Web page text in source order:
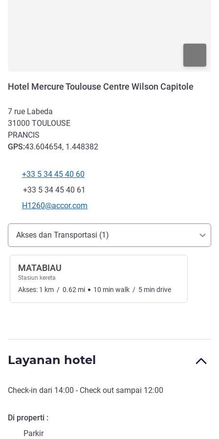
Hotel Mercure Toulouse Centre Wilson Capitole
7 rue Labeda
31000 TOULOUSE
PRANCIS
GPS:43.604654, 1.448382
Telepon
+33 5 34 45 40 60
Fax
+33 5 34 45 40 61
Email kontak
H1260@accor.com
Akses dan Transportasi
Akses dan Transportasi (1)
MATABIAU
Stasiun kereta
Akses: 1 km / 0.62 mi 10 min walk / 5 min drive
Layanan hotel
Check-in dari 14:00 - Check out sampai 12:00
Di properti
Parkir